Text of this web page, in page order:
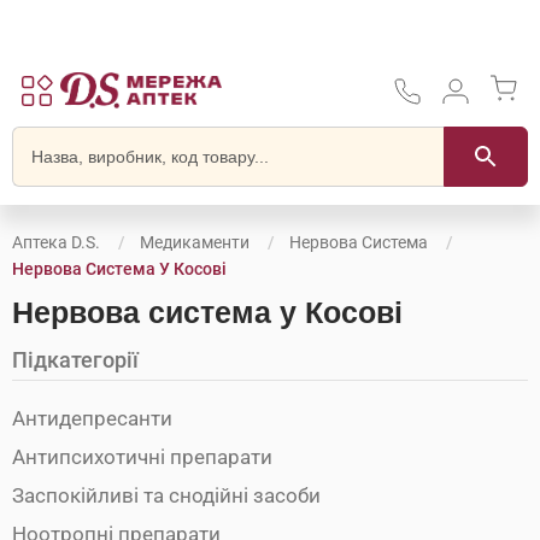
Аптека D.S. Медикаменти
Нервова Система
Нервова Система У Косові
Нервова система у Косові
Підкатегорії
Антидепресанти
Антипсихотичні препарати
Заспокійливі та снодійні засоби
Ноотропні препарати